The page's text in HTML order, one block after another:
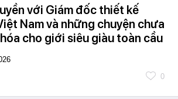
với Giám đốc thiết kế
Nam và những chuyện chưa
cho giới siêu giàu toàn cầu
0